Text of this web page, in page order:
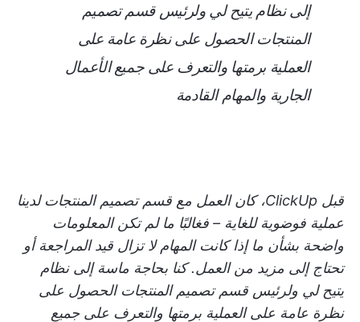
إلى نظام يتيح لي ولرئيس قسم تصميم
المنتجات الحصول على نظرة عامة على
العملية برمتها والتعرف على جميع الأعمال
الجارية والمهام القادمة
قبل ClickUp، كان العمل مع قسم تصميم المنتجات لدينا
عملية فوضوية للغاية – فغالبًا ما لم تكن المعلومات
واضحة بشأن ما إذا كانت المهام لا تزال قيد المراجعة أو
تحتاج إلى مزيد من العمل. كنا بحاجة ماسة إلى نظام
يتيح لي ولرئيس قسم تصميم المنتجات الحصول على
نظرة عامة على العملية برمتها والتعرف على جميع